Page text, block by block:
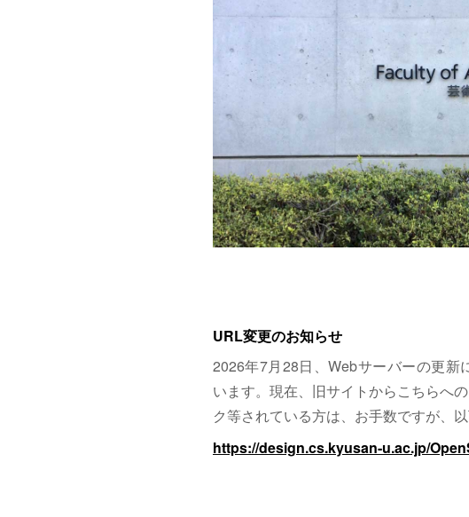
URL変更のお知らせ
2026年7月28日、Webサーバーの更新
います。現在、旧サイトからこちらへ
ク等されている方は、お手数ですが、
https://design.cs.kyusan-u.ac.jp/